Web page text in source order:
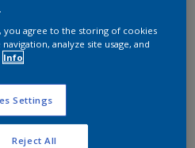
HINZUFÜGEN
EINEN HÄNDLER FINDEN
you agree to the storing of cookies
analyze site usage, and
Info
Settings
Reject All